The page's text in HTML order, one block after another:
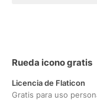
Rueda icono gratis
Licencia de Flaticon
Gratis para uso